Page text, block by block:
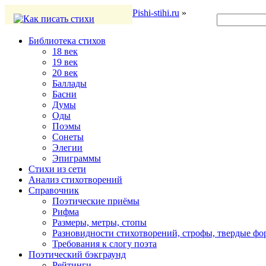
Библиотека стихов
18 век
19 век
20 век
Баллады
Басни
Думы
Оды
Поэмы
Сонеты
Элегии
Эпиграммы
Стихи из сети
Анализ стихотворений
Справочник
Поэтические приёмы
Рифма
Размеры, метры, стопы
Разновидности стихотворений, строфы, твердые
Требования к слогу поэта
Поэтический бэкграунд
Pishi-stihi.ru »